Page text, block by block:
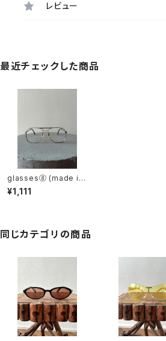
レビュー
最近チェックした商品
glasses⑧ (made in
austria)
¥1,111
同じカテゴリの商品